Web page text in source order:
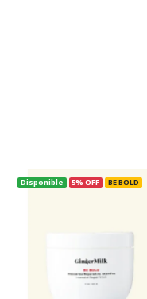
Disponible 5% OFF BE BOLD